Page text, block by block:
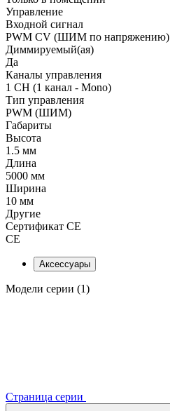
Управление
Входной сигнал
PWM СV (ШИМ по напряжению)
Диммируемый(ая)
Да
Каналы управления
1 CH (1 канал - Mono)
Тип управления
PWM (ШИМ)
Габариты
Высота
1.5 мм
Длина
5000 мм
Ширина
10 мм
Другие
Сертификат CE
CE
Аксессуары
Модели серии (1)
Страница серии